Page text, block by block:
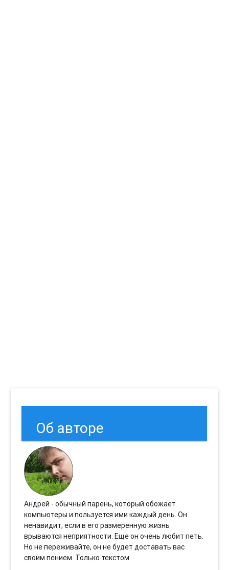
Об авторе
Андрей - обычный парень, который обожает
компьютеры и пользуется ими каждый день. Он
ненавидит, если в его размеренную жизнь
врываются неприятности. Еще он очень любит петь.
Но не переживайте, он не будет доставать вас
своим пением. Только текстом.